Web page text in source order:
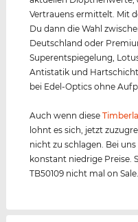
Vertrauens ermittelt. Mit
Du dann die Wahl
Deutschland oder
Superentspiegelung,
Antistatik und
bei Edel-Optics ohne
Auch wenn diese
lohnt es sich, jetzt
nicht zu schlagen. Bei
konstant niedrige Preise.
TB50109 nicht mal on Sale.